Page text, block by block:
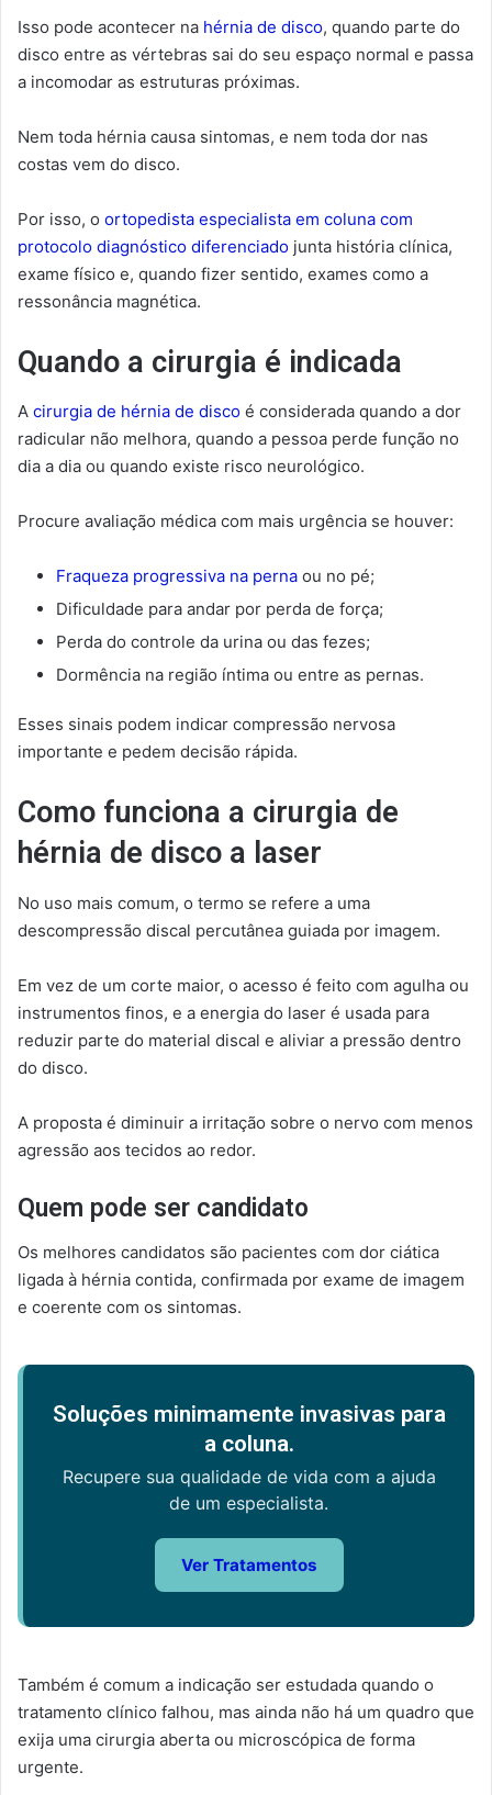
Isso pode acontecer na hérnia de disco, quando parte do
disco entre as vértebras sai do seu espaço normal e passa
a incomodar as estruturas próximas.
Nem toda hérnia causa sintomas, e nem toda dor nas
costas vem do disco.
Por isso, o ortopedista especialista em coluna com
protocolo diagnóstico diferenciado junta história clínica,
exame físico e, quando fizer sentido, exames como a
ressonância magnética.
Quando a cirurgia é indicada
A cirurgia de hérnia de disco é considerada quando a dor
radicular não melhora, quando a pessoa perde função no
dia a dia ou quando existe risco neurológico.
Procure avaliação médica com mais urgência se houver:
Fraqueza progressiva na perna ou no pé;
Dificuldade para andar por perda de força;
Perda do controle da urina ou das fezes;
Dormência na região íntima ou entre as pernas.
Esses sinais podem indicar compressão nervosa
importante e pedem decisão rápida.
Como funciona a cirurgia de
hérnia de disco a laser
No uso mais comum, o termo se refere a uma
descompressão discal percutânea guiada por imagem.
Em vez de um corte maior, o acesso é feito com agulha ou
instrumentos finos, e a energia do laser é usada para
reduzir parte do material discal e aliviar a pressão dentro
do disco.
A proposta é diminuir a irritação sobre o nervo com menos
agressão aos tecidos ao redor.
Quem pode ser candidato
Os melhores candidatos são pacientes com dor ciática
ligada à hérnia contida, confirmada por exame de imagem
e coerente com os sintomas.
Soluções minimamente invasivas para
a coluna.
Recupere sua qualidade de vida com a ajuda
de um especialista.
Ver Tratamentos
Também é comum a indicação ser estudada quando o
tratamento clínico falhou, mas ainda não há um quadro que
exija uma cirurgia aberta ou microscópica de forma
urgente.